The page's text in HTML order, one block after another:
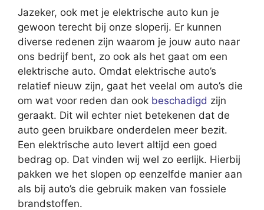
Jazeker, ook met je elektrische auto kun je
gewoon terecht bij onze sloperij. Er kunnen
diverse redenen zijn waarom je jouw auto naar
ons bedrijf bent, zo ook als het gaat om een
elektrische auto. Omdat elektrische auto’s
relatief nieuw zijn, gaat het veelal om auto’s die
om wat voor reden dan ook beschadigd zijn
geraakt. Dit wil echter niet betekenen dat de
auto geen bruikbare onderdelen meer bezit.
Een elektrische auto levert altijd een goed
bedrag op. Dat vinden wij wel zo eerlijk. Hierbij
pakken we het slopen op eenzelfde manier aan
als bij auto’s die gebruik maken van fossiele
brandstoffen.